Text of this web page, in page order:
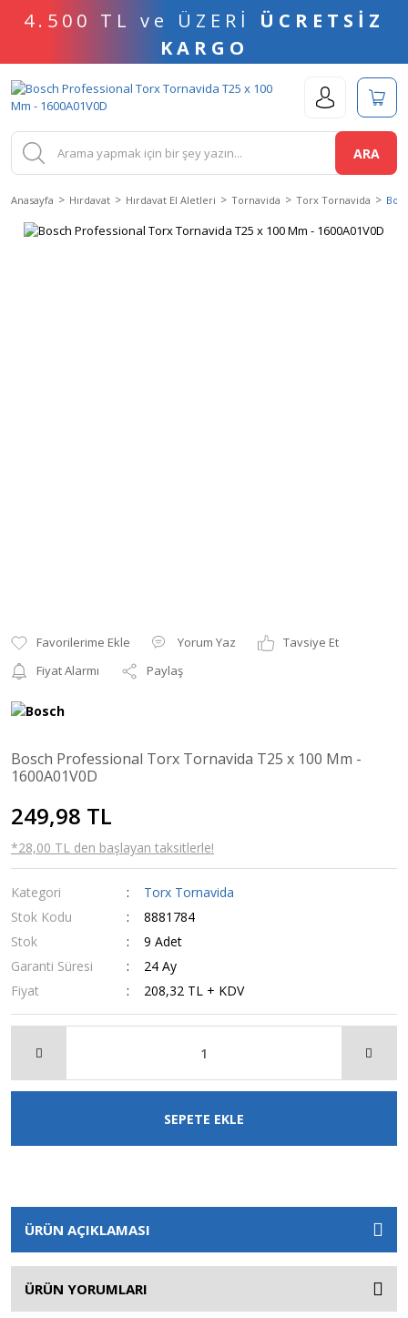
4.500 TL ve ÜZERİ ÜCRETSİZ
KARGO
ARA
Anasayfa Hırdavat Hırdavat El Aletleri Tornavida Torx Tornavida
Yorum Yaz
Tavsiye Et
Fiyat Alarmı
Paylaş
Bosch Professional Torx Tornavida T25 x 100 Mm -
1600A01V0D
249,98 TL
*28,00 TL den başlayan taksitlerle!
Kategori
Torx Tornavida
Stok Kodu
8881784
Stok
9 Adet
Garanti Süresi
24 Ay
Fiyat
208,32 TL + KDV
SEPETE EKLE
ÜRÜN AÇIKLAMASI
ÜRÜN YORUMLARI